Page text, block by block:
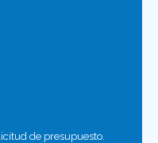
de presupuesto.